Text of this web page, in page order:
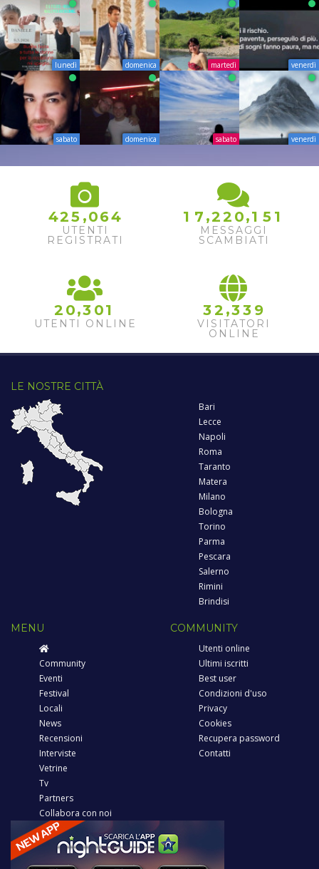
lunedì domenica martedì venerdì
sabato domenica sabato venerdì
425 ,064
UTENTI
REGISTRATI
1 7 ,22 0,1 5 1
MESSAGGI
SCAMBIATI
2 0,3 01
UTENTI ONLINE
32 ,33 9
VISITATORI
ONLINE
LE NOSTRE CITTÀ
Bari
Lecce
Napoli
Roma
Taranto
Matera
Milano
Bologna
Torino
Parma
Pescara
Salerno
Rimini
Brindisi
MENU
Community
Eventi
Festival
Locali
News
Recensioni
Interviste
Vetrine
Tv
Partners
Collabora con noi
COMMUNITY
Utenti online
Ultimi iscritti
Best user
Condizioni d'uso
Privacy
Cookies
Recupera password
Contatti